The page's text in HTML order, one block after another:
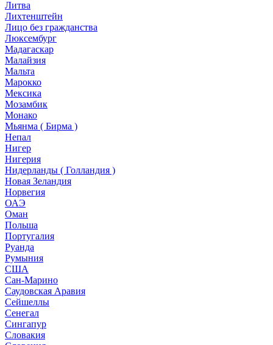
Литва
Лихтенштейн
Лицо без гражданства
Люксембург
Мадагаскар
Малайзия
Мальта
Марокко
Мексика
Мозамбик
Монако
Мьянма ( Бирма )
Непал
Нигер
Нигерия
Нидерланды ( Голландия )
Новая Зеландия
Норвегия
ОАЭ
Оман
Польша
Португалия
Руанда
Румыния
США
Сан-Марино
Саудовская Аравия
Сейшеллы
Сенегал
Сингапур
Словакия